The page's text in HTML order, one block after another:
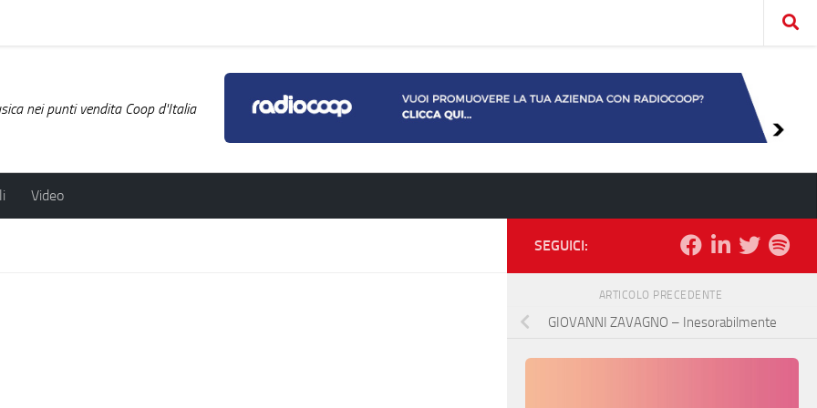
nei punti vendita Coop d'Italia
Video
SEGUICI:
ARTICOLO PRECEDENTE
GIOVANNI ZAVAGNO – Inesorabilmente